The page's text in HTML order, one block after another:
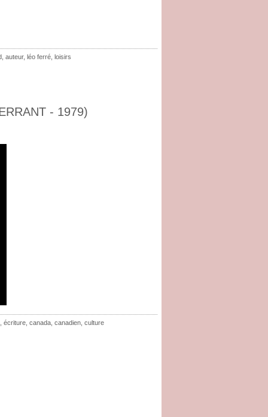
auteur, léo ferré loisirs
- 1979)
écriture canada canadien culture